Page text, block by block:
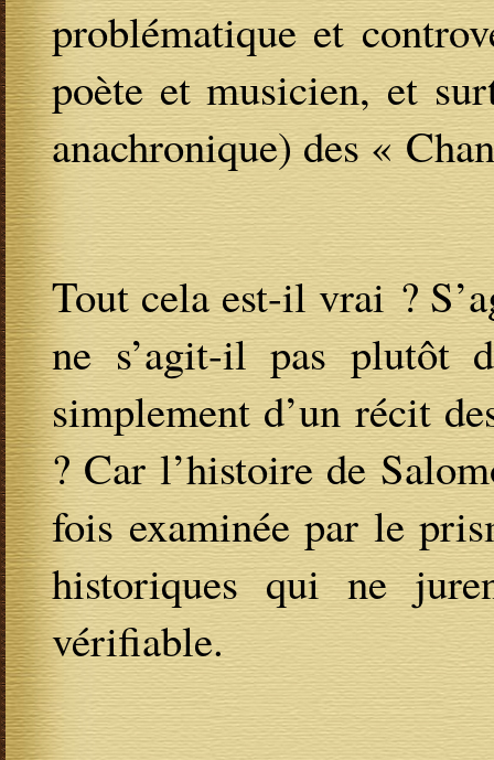
problématique et
poète et musicien, et
anachronique) des «
Tout cela est-il vrai ?
ne s’agit-il pas plutôt
simplement d’un récit
? Car l’histoire de
fois examinée par le
historiques qui ne
vérifiable.